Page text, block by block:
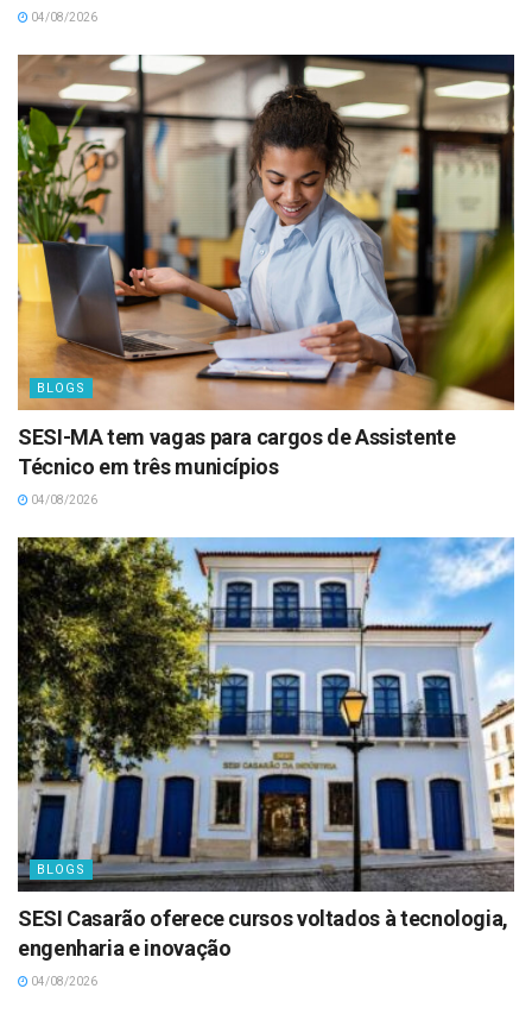
04/08/2026
BLOGS
SESI-MA tem vagas para cargos de Assistente
Técnico em três municípios
04/08/2026
BLOGS
SESI Casarão oferece cursos voltados à tecnologia,
engenharia e inovação
04/08/2026